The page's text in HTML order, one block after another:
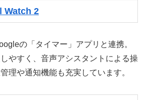
Watch 2
の「タイマー」アプリと連携。
やすく、音声アシスタントによる操
理や通知機能も充実しています。